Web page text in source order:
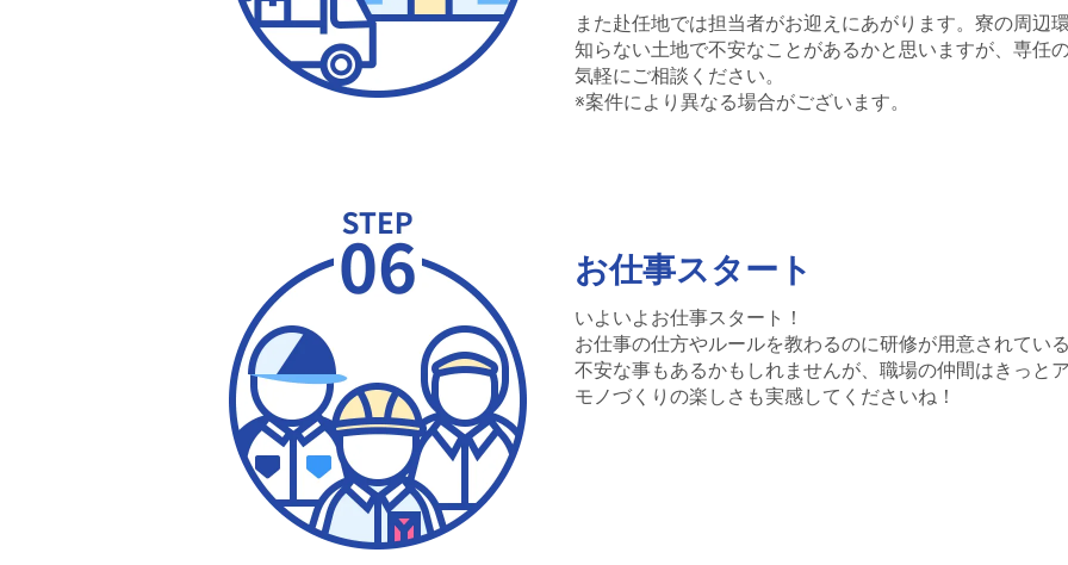
また赴任地では担当者がお迎えにあがります。寮の周辺
知らない土地で不安なことがあるかと思いますが、専任
気軽にご相談ください。
※案件により異なる場合がございます。
お仕事スタート
いよいよお仕事スタート！
お仕事の仕方やルールを教わるのに研修が用意されてい
不安な事もあるかもしれませんが、職場の仲間はきっと
モノづくりの楽しさも実感してくださいね！